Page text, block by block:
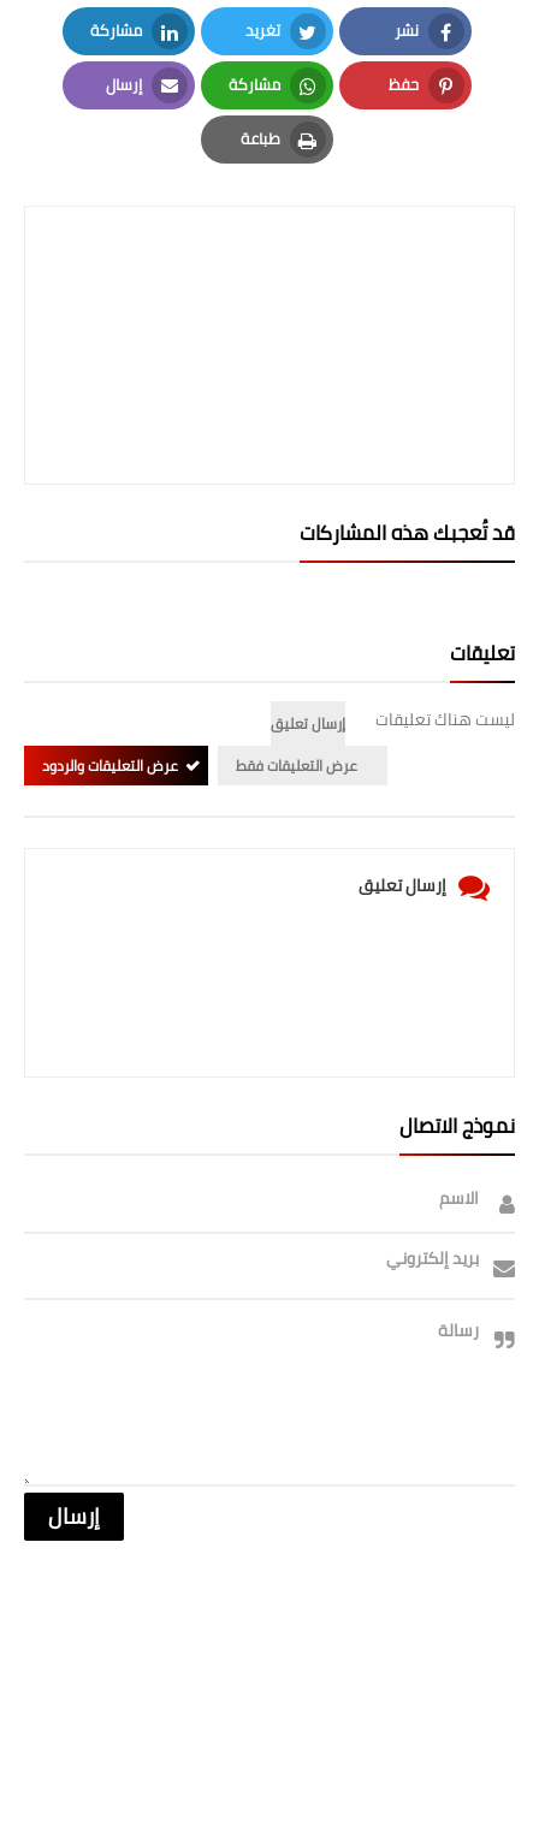
المرحلة الاعدادية
ملازم دراسية
المرحلة الابتدائية
الجامعات
اخبار وقرارات وزارة التعليم
نشر
Facebook
تغريد
Twitter
مشاركة
LinkedIn
حفظ
Pinterest
مشاركة
Whatsapp
إرسال
Email
طباعة
Print
قد تُعجبك هذه المشاركات
تعليقات
ليست هناك تعليقات
إرسال تعليق
عرض التعليقات فقط
عرض التعليقات والردود
إرسال تعليق
نموذج الاتصال
الاسم
بريد إلكتروني
رسالة